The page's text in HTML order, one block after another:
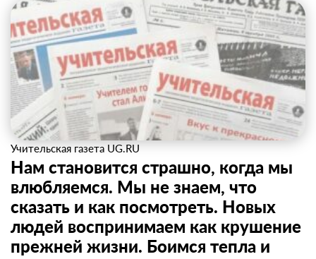
Учительская газета UG.RU
Нам становится страшно, когда мы
влюбляемся. Мы не знаем, что
сказать и как посмотреть. Новых
людей воспринимаем как крушение
прежней жизни. Боимся тепла и